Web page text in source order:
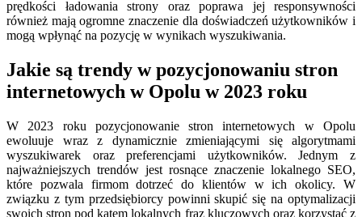
prędkości ładowania strony oraz poprawa jej responsywności
również mają ogromne znaczenie dla doświadczeń użytkowników i
mogą wpłynąć na pozycję w wynikach wyszukiwania.
Jakie są trendy w pozycjonowaniu stron
internetowych w Opolu w 2023 roku
W 2023 roku pozycjonowanie stron internetowych w Opolu
ewoluuje wraz z dynamicznie zmieniającymi się algorytmami
wyszukiwarek oraz preferencjami użytkowników. Jednym z
najważniejszych trendów jest rosnące znaczenie lokalnego SEO,
które pozwala firmom dotrzeć do klientów w ich okolicy. W
związku z tym przedsiębiorcy powinni skupić się na optymalizacji
swoich stron pod kątem lokalnych fraz kluczowych oraz korzystać z